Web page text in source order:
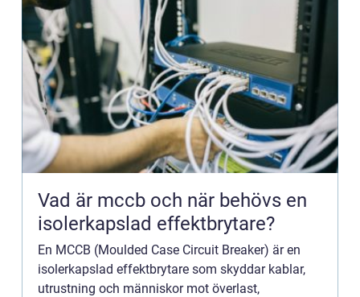
Vad är mccb och när behövs en
isolerkapslad effektbrytare?
En MCCB (Moulded Case Circuit Breaker) är en
isolerkapslad effektbrytare som skyddar kablar,
utrustning och människor mot överlast,